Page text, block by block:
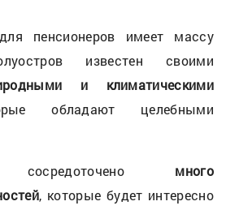
пенсионеров имеет массу
известен своими
и климатическими
обладают целебными
много
, которые будет интересно